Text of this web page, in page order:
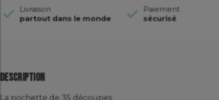
Livraison
partout dans le monde
Paiement
sécurisé
Description
La pochette de 35 découpes